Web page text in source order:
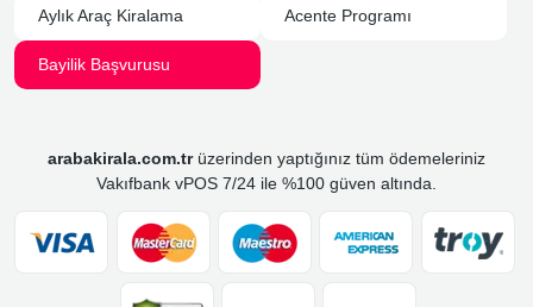
Aylık Araç Kiralama Acente Programı
Bayilik Başvurusu
arabakirala.com.trüzerinden yaptığınız tüm ödemeleriniz
Vakıfbank vPOS 7/24 ile %100 güven altında.